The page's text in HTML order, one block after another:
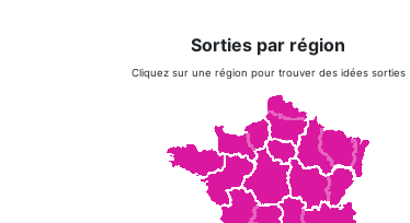
Sorties par région
Cliquez sur une région pour trouver des idées sorties